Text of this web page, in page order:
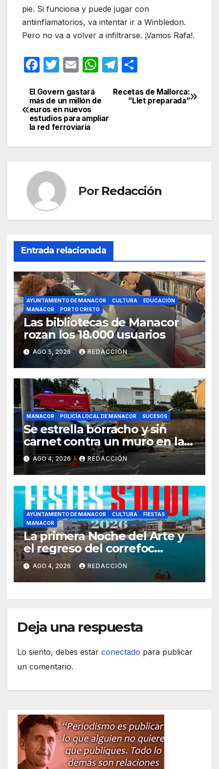
pie. Si funciona y puede jugar con
antiinflamatorios, va intentar ir a Winbledon.
Pero no va a volver a infiltrarse. ¡Vamos Rafa!.
F
c
e
b
o
k
T
itt
er
E
ail
W
at
s
A
p
T
e
m
m
tir
Navegación
de
Recetas de Mallorca:
”Llet preparada”
El Govern gastará
más de un millón de
euros en nuevos
estudios para ampliar
la red ferroviaria
Por Redacción
Entrada relacionada
AYUNTAMIENTO DE MANACOR CULTURA
EDUCACIÓN
MANACOR
PORTO CRISTO
Las bibliotecas de Manacor
rozan los 18.000 usuarios
AGO 5, 2026 REDACCIÓN
MANACOR POLICÍA LOCAL DE MANACOR SUCESOS
Se estrella borracho y sin
carnet contra un muro en la
ronda del Port de Manacor y
lo destroza
AGO 4, 2026 REDACCIÓN
AYUNTAMIENTO DE MANACOR CULTURA
FIESTAS
MANACOR
La primera Noche del Arte y
el regreso del correfoc
marcan las Fiestas de Verano
de S’Illot 2026
AGO 4, 2026 REDACCIÓN
Deja una respuesta
Lo siento, debes estar conectado para publicar
un comentario.